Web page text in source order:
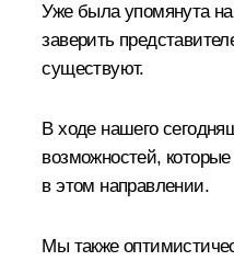
Уже была упомянута
заверить
существуют.
В ходе нашего
возможностей,
в этом направлении.
Мы также